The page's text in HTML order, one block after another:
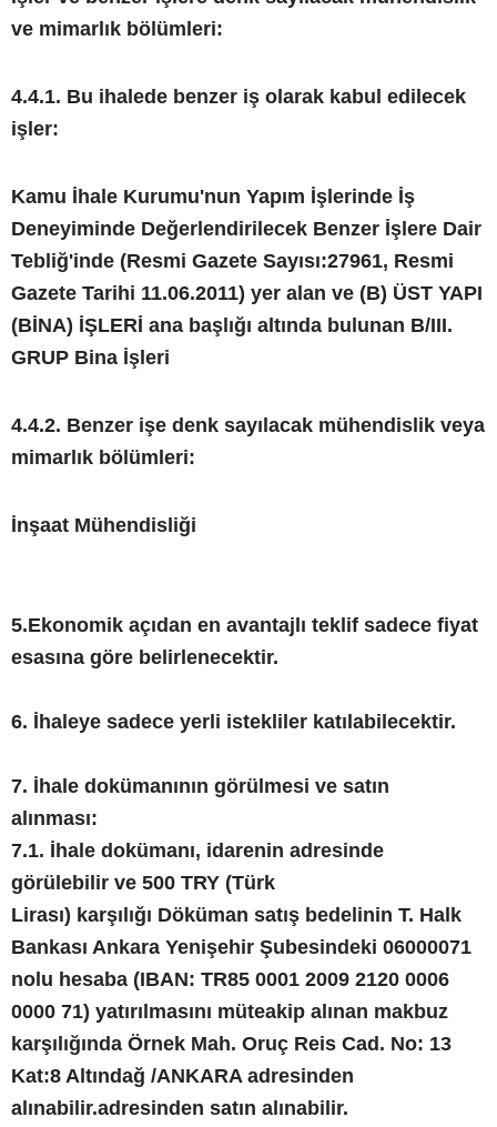
ve mimarlık bölümleri:
4.4.1. Bu ihalede benzer iş olarak kabul edilecek
işler:
Kamu İhale Kurumu'nun Yapım İşlerinde İş
Deneyiminde Değerlendirilecek Benzer İşlere Dair
Tebliğ'inde (Resmi Gazete Sayısı:27961, Resmi
Gazete Tarihi 11.06.2011) yer alan ve (B) ÜST YAPI
(BİNA) İŞLERİ ana başlığı altında bulunan B/III.
GRUP Bina İşleri
4.4.2. Benzer işe denk sayılacak mühendislik veya
mimarlık bölümleri:
İnşaat Mühendisliği
5.Ekonomik açıdan en avantajlı teklif sadece fiyat
esasına göre belirlenecektir.
6. İhaleye sadece yerli istekliler katılabilecektir.
7. İhale dokümanının görülmesi ve satın
alınması:
7.1. İhale dokümanı, idarenin adresinde
görülebilir ve 500 TRY (Türk
Lirası) karşılığı Döküman satış bedelinin T. Halk
Bankası Ankara Yenişehir Şubesindeki 06000071
nolu hesaba (IBAN: TR85 0001 2009 2120 0006
0000 71) yatırılmasını müteakip alınan makbuz
karşılığında Örnek Mah. Oruç Reis Cad. No: 13
Kat:8 Altındağ /ANKARA adresinden
alınabilir.adresinden satın alınabilir.